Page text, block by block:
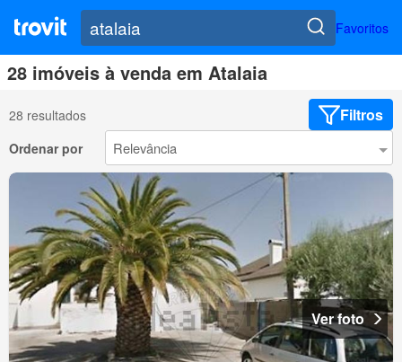
Favoritos
28 imóveis à venda em Atalaia
28 resultados Filtros
Ordenar por
Ver foto